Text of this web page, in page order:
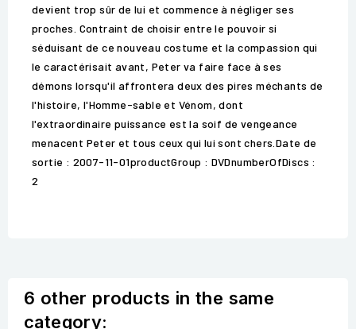
devient trop sûr de lui et commence à négliger ses
proches. Contraint de choisir entre le pouvoir si
séduisant de ce nouveau costume et la compassion qui
le caractérisait avant, Peter va faire face à ses
démons lorsqu'il affrontera deux des pires méchants de
l'histoire, l'Homme-sable et Vénom, dont
l'extraordinaire puissance est la soif de vengeance
menacent Peter et tous ceux qui lui sont chers.Date de
sortie : 2007-11-01productGroup : DVDnumberOfDiscs :
2
6 other products in the same
category: